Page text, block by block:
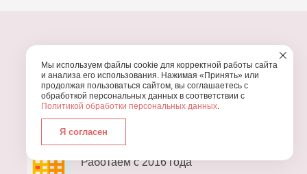
ПОЧЕМУ МЫ?
УЗНАЙТЕ, ПОЧЕМУ ПРОВЕДЕНИЕВАШЕГО
ПРАЗДНИКА СТОИТ ДОВЕРИТЬ НАМ
Работаем с 2016 года
Мы используем файлы cookie для корректной работы сайта
и анализа его использования. Нажимая «Принять» или
продолжая пользоваться сайтом, вы соглашаетесь с
обработкой персональных данных в соответствии с
Политикой обработки персональных данных.
Я согласен